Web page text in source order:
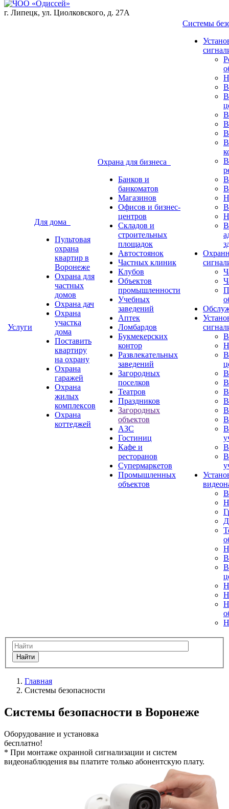
г. Липецк, ул. Циолковского, д. 27А
Услуги
Для дома
Пультовая
охрана
квартир в
Воронеже
Охрана для
частных
домов
Охрана дач
Охрана
участка
дома
Поставить
квартиру
на охрану
Охрана
гаражей
Охрана
жилых
комплексов
Охрана
коттеджей
Охрана для бизнеса
Банков и
банкоматов
Магазинов
Офисов и бизнес-
центров
Складов и
строительных
площадок
Автостоянок
Частных клиник
Клубов
Объектов
промышленности
Учебных
заведений
Аптек
Ломбардов
Букмекерских
контор
Развлекательных
заведений
Загородных
поселков
Театров
Праздников
Загородных
объектов
АЗС
Гостиниц
Кафе и
ресторанов
Супермаркетов
Промышленных
объектов
Системы
В
В
В
В
В
В
В
В
В
В
В
В
В
В
В
В
В
Найти
Главная
Системы безопасности
Системы безопасности в Воронеже
Оборудование и установка
бесплатно!
* При монтаже охранной сигнализации и систем
видеонаблюдения вы платите только абонентскую плату.